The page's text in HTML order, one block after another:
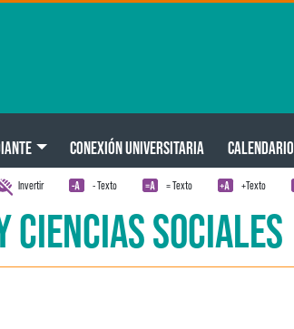
CONEXIÓN UNIVERSITARIA CALENDARIO
Invertir - Texto = Texto +Texto
CIENCIAS SOCIALES